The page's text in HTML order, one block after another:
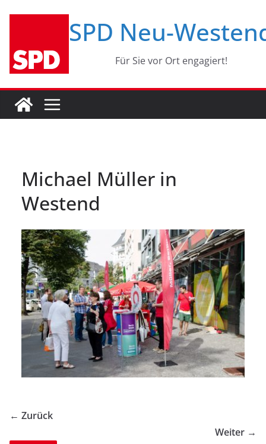
SPD Neu-
Für Sie vor Ort engagiert!
Michael Müller in
Westend
← Zurück
Weiter →